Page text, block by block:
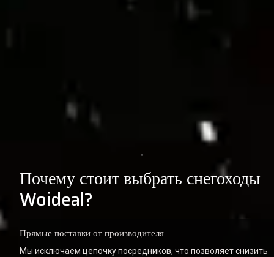
Почему стоит выбрать снегоходы
Woideal?
Прямые поставки от производителя
Мы исключаем цепочку посредников, что позволяет снизить